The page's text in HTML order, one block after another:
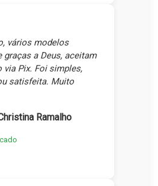
vários modelos
graças a Deus, aceitam
via Pix. Foi simples,
satisfeita. Muito
Ramalho